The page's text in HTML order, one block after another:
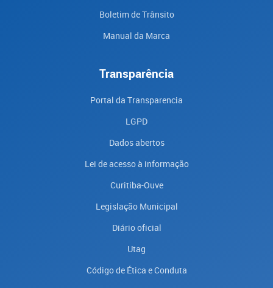
Boletim de Trânsito
Manual da Marca
Transparência
Portal da Transparencia
LGPD
Dados abertos
Lei de acesso à informação
Curitiba-Ouve
Legislação Municipal
Diário oficial
Utag
Código de Ética e Conduta